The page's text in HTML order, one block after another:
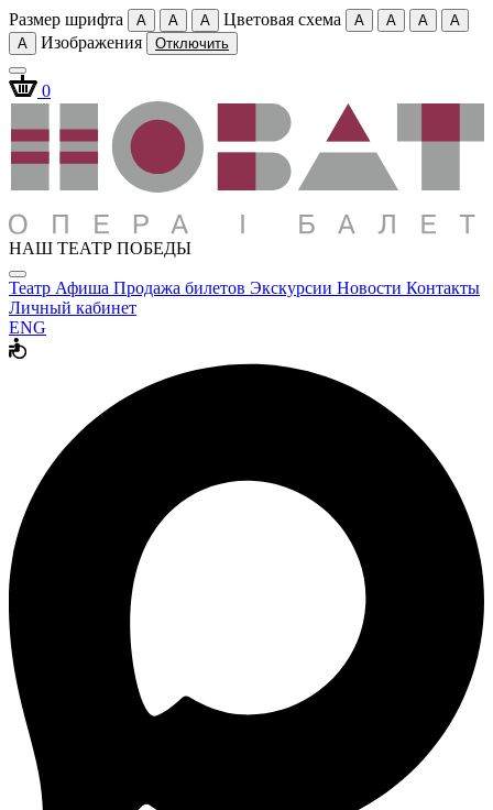
Размер шрифта A A A Цветовая схема A A A
A
A
Изображения Отключить
0
НАШ ТЕАТР ПОБЕДЫ
Театр Афиша Продажа билетов Экскурсии Новости Контакты
Личный кабинет
ENG